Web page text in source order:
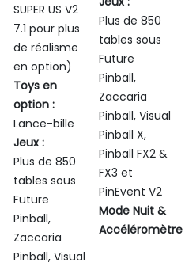
SUPER US V2
7.1 pour plus
de réalisme
en option)
Toys en
option :
Lance-bille
Jeux :
Plus de 850
tables sous
Future
Pinball,
Zaccaria
Pinball, Visual
Plus de 850
tables sous
Future
Pinball,
Zaccaria
Pinball, Visual
Pinball X,
Pinball FX2 &
FX3 et
PinEvent V2
Mode Nuit &
Accéléromètre